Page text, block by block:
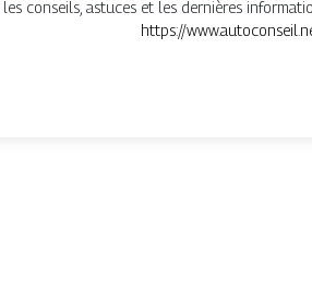
conseils, astuces et les dernières
https://